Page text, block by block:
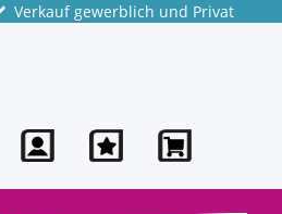
Verkauf gewerblich und Privat